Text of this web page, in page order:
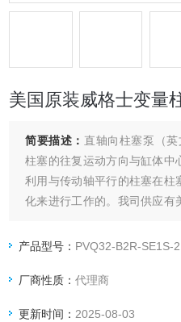
美国原装威格士变量
简要描述： 直轴向柱塞泵（
柱塞的往复运动方向与缸体中
利用与传动轴平行的柱塞在柱
化来进行工作的。我司供应有
塞泵和径向柱塞泵。
产品型号： PVQ32-B2R-SE1S-
厂商性质：代理商
更新时间： 2025-08-03